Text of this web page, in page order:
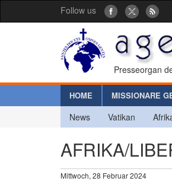
Follow us
Presseorgan
HOME MISSIONARE
News Vatikan
AFRIKA/
Mittwoch, 28 Februar 2024